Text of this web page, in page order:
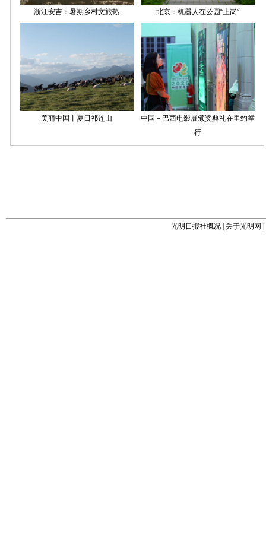
光明日报社概况 关于光明网